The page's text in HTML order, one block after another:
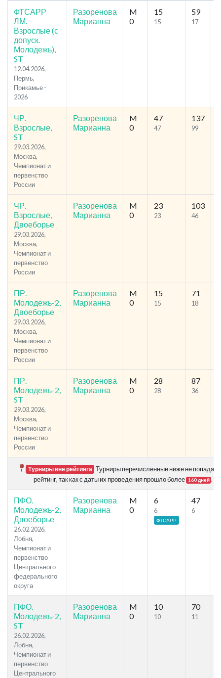
ФТСАРР
ЛМ.
Взрослые (с
допуск.
Молодежь),
ST
12.04.2026,
Пермь,
Прикамье -
2026
Разоренова
Марианна
M
0
15
15
59
17
ЧР.
Взрослые,
ST
29.03.2026,
Москва,
Чемпионат и
первенство
России
Разоренова
Марианна
M
0
47
47
137
99
ЧР.
Взрослые,
Двоеборье
29.03.2026,
Москва,
Чемпионат и
первенство
России
Разоренова
Марианна
M
0
23
23
103
46
ПР.
Молодежь-2,
Двоеборье
29.03.2026,
Москва,
Чемпионат и
первенство
России
Разоренова
Марианна
M
0
15
15
71
18
ПР.
Молодежь-2,
ST
29.03.2026,
Москва,
Чемпионат и
первенство
России
Разоренова
Марианна
M
0
28
28
87
36
Турниры вне рейтинга Турниры перечисленные ниже не
рейтинг, так как с даты их проведения прошло более
160 дней .
ПФО.
Молодежь-2,
Двоеборье
26.02.2026,
Лобня,
Чемпионат и
первенство
Центрального
федерального
округа
Разоренова
Марианна
M
0
6
6
ФТСАРР
47
6
ПФО.
Молодежь-2,
ST
26.02.2026,
Лобня,
Чемпионат и
первенство
Центрального
Разоренова
Марианна
M
0
10
10
70
11